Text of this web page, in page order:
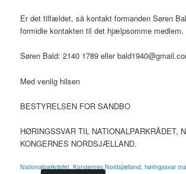
Er det tilfældet, så kontakt formanden Søren
formidle kontakten til det hjælpsomme medlem.
Søren Bald: 2140 1789 eller
Med venlig hilsen
BESTYRELSEN FOR SANDBO
HØRINGSSVAR TIL NATIONALPARKRÅDET,
KONGERNES NORDSJÆLLAND.
Nationalparkrådet, Kongernes Nordsjælland, høringssvar